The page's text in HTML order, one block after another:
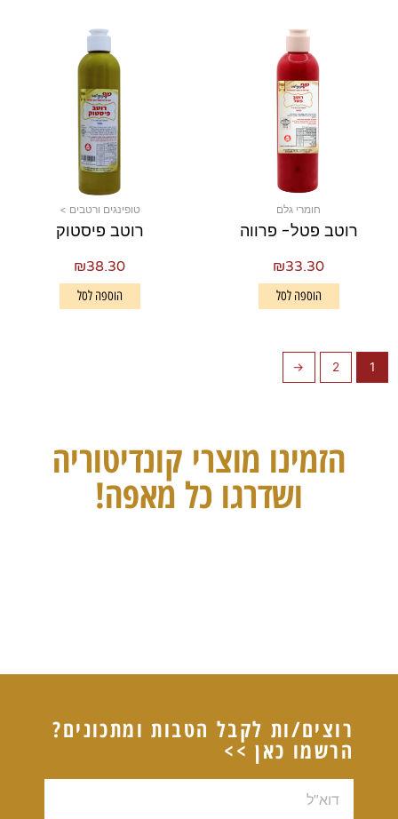
חומרי גלם
רוטב פטל- פרווה
₪33.30
הוספה לסל
טופינגים ורטבים >
רוטב פיסטוק
₪38.30
הוספה לסל
1
2
←
הזמינו מוצרי קונדיטוריה
ושדרגו כל מאפה!
רוצים/ות לקבל הטבות ומתכונים?
הרשמו כאן >>